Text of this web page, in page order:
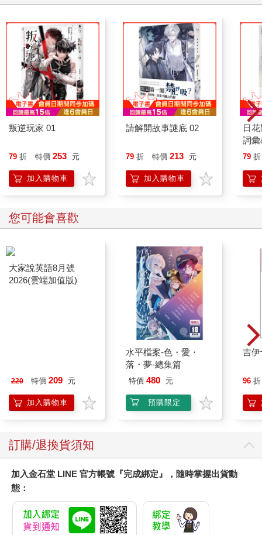
叛逆玩家 01
79 折 特價 253 元
加入購物車
請解開故事謎底 02
79 折 特價 213 元
加入購物車
日
詞
79 折
您可能會喜歡
220 特價 209 元
加入購物車
水平檔案-色・愛・
落・夢-總集篇
特價 480 元
預購限定
吉
96 折
訂購/退換貨須知
加入金石堂 LINE 官方帳號『完成綁定』，隨時掌握出貨動
態：